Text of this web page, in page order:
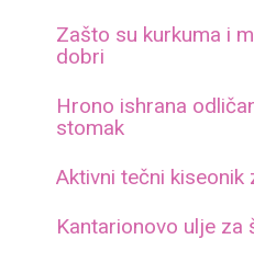
Zašto su kurkuma i
dobri
Hrono ishrana
stomak
Aktivni tečni kiseonik
Kantarionovo ulje za